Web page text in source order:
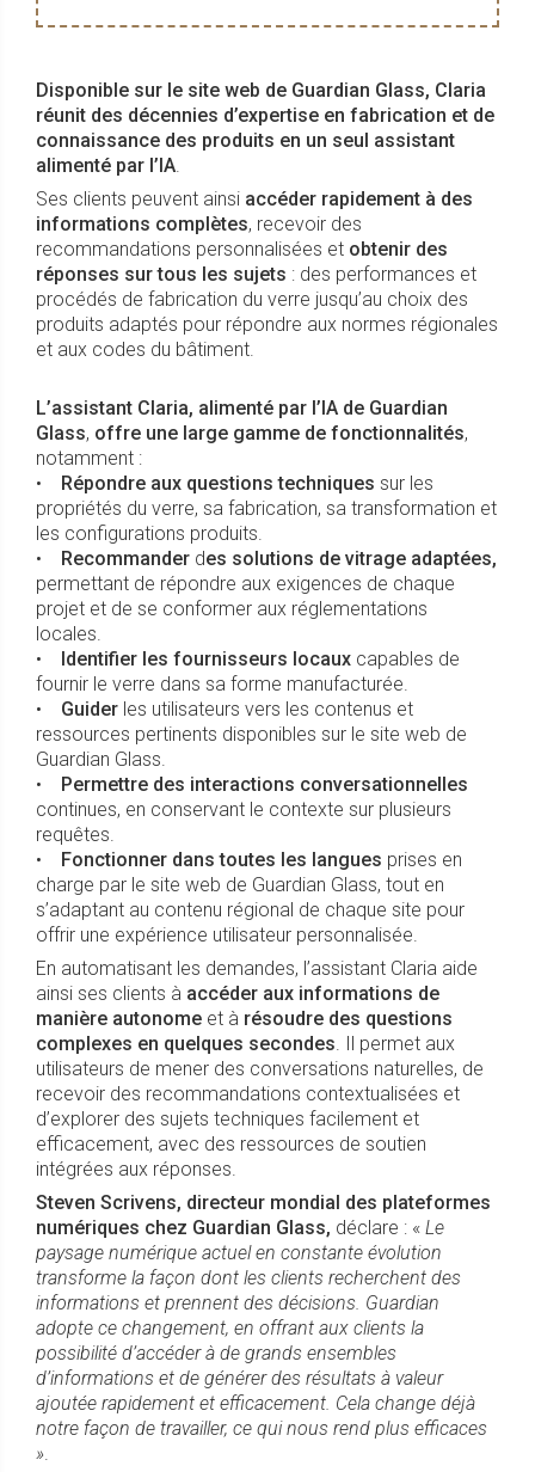
Disponible sur le site web de Guardian Glass, Claria
réunit des décennies d’expertise en fabrication et de
connaissance des produits en un seul assistant
alimenté par l’IA.
Ses clients peuvent ainsi accéder rapidement à des
informations complètes, recevoir des
recommandations personnalisées et obtenir des
réponses sur tous les sujets : des performances et
procédés de fabrication du verre jusqu’au choix des
produits adaptés pour répondre aux normes régionales
et aux codes du bâtiment.
L’assistant Claria, alimenté par l’IA de Guardian
Glass, offre une large gamme de fonctionnalités,
notamment :
•
Répondre aux questions techniques sur les
propriétés du verre, sa fabrication, sa transformation et
les configurations produits.
•
Recommander des solutions de vitrage adaptées,
permettant de répondre aux exigences de chaque
projet et de se conformer aux réglementations
locales.
•
Identifier les fournisseurs locaux capables de
fournir le verre dans sa forme manufacturée.
• Guider les utilisateurs vers les contenus et
ressources pertinents disponibles sur le site web de
Guardian Glass.
•
Permettre des interactions conversationnelles
continues, en conservant le contexte sur plusieurs
requêtes.
•
Fonctionner dans toutes les langues prises en
charge par le site web de Guardian Glass, tout en
s’adaptant au contenu régional de chaque site pour
offrir une expérience utilisateur personnalisée.
En automatisant les demandes, l’assistant Claria aide
ainsi ses clients à accéder aux informations de
manière autonome et à résoudre des questions
complexes en quelques secondes. Il permet aux
utilisateurs de mener des conversations naturelles, de
recevoir des recommandations contextualisées et
d’explorer des sujets techniques facilement et
efficacement, avec des ressources de soutien
intégrées aux réponses.
Steven Scrivens, directeur mondial des plateformes
numériques chez Guardian Glass, déclare : « Le
paysage numérique actuel en constante évolution
transforme la façon dont les clients recherchent des
informations et prennent des décisions. Guardian
adopte ce changement, en offrant aux clients la
possibilité d’accéder à de grands ensembles
d’informations et de générer des résultats à valeur
ajoutée rapidement et efficacement. Cela change déjà
notre façon de travailler, ce qui nous rend plus efficaces
».